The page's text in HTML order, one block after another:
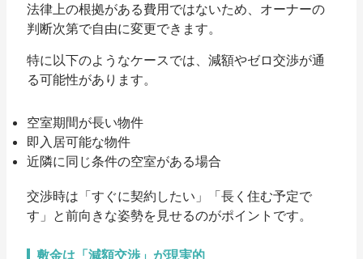
法律上の根拠がある費用ではないため、 オーナーの
判断次第で自由に変更できます。
特に以下のようなケースでは、減額やゼロ交渉が通
る可能性があります。
空室期間が長い物件
即入居可能な物件
近隣に同じ条件の空室がある場合
交渉時は「すぐに契約したい」「長く住む予定で
す」と前向きな姿勢を見せるのがポイントです。
敷金は「減額交渉」が現実的